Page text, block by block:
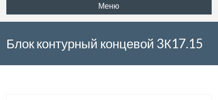
Меню
Блок контурный концевой 3К17.15